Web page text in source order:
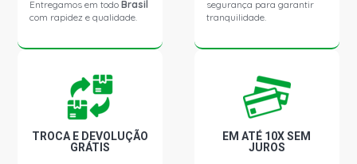
Entregamos em todoBrasil
com rapidez e qualidade.
segurança para garantir
tranquilidade.
TROCA E DEVOLUÇÃO
GRÁTIS
EM ATÉ 10X SEM
JUROS